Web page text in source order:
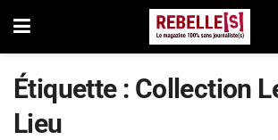
Étiquette : Collection
Lieu